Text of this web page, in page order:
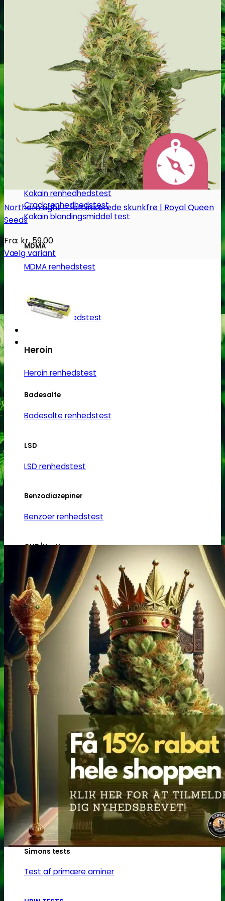
brands lige her
Narkotests
Narkotests
Kokain Tests
Kokain renhedhedstest
Crack renhedhedstest
Kokain blandingsmiddel test
MDMA
MDMA renhedstest
Ecstasy
Ecstasy renhedstest
Heroin
Heroin renhedstest
Badesalte
Badesalte renhedstest
LSD
LSD renhedstest
Benzodiazepiner
Benzoer renhedstest
GHB/Hætter
GHB/Hætter renhedstest
Ketamin
Ketamin renhedstest
MCPP
MCPP test
Opiater
Opiater renhedstest
THC/Cannabinoider
THC test
Cannabinoider test
Robadope
Robadope tests
Simons tests
Test af primære aminer
Northern Light – feminiserede skunkfrø | Royal Queen
Seeds
Fra: kr.59.00
Vælg variant
Dette
varianter.
Mulighederne
kan
vælges
på
varesiden